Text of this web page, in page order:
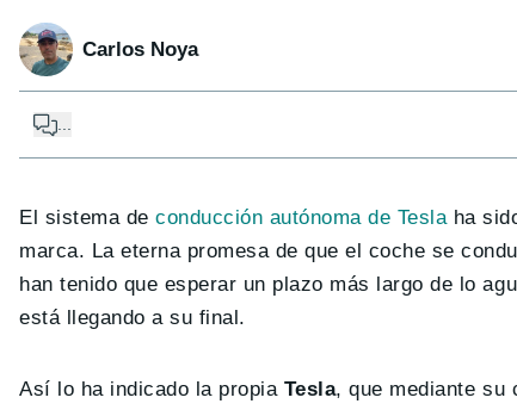
Carlos Noya
...
El sistema deconducción autónoma de Teslaha
marca. La eterna promesa de que el coche se
han tenido que esperar un plazo más largo de lo
está llegando a su final.
Así lo ha indicado la propiaTesla, que mediante su